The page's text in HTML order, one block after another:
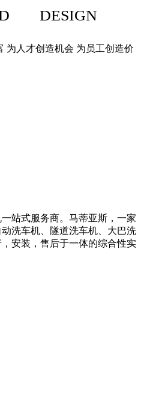
DESIGN
为人才创造机会 为员工创造价
站式服务商。马蒂亚斯，一家
洗车机、隧道洗车机、大巴洗
安装，售后于一体的综合性实